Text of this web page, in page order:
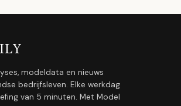
modeldata en nieuws
bedrijfsleven. Elke werkdag
van 5 minuten. Met Model